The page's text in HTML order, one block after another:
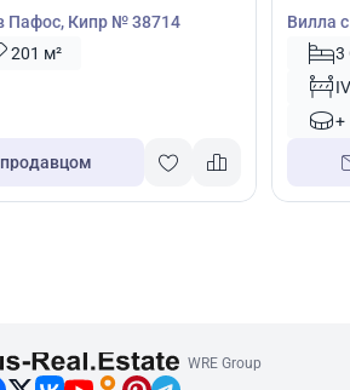
Пафос, Кипр № 38714
201 м²
Вилла
№
3
WRE Group